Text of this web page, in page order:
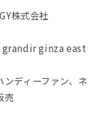
株式会社
grandir ginza east
ディーファン、ネ
売